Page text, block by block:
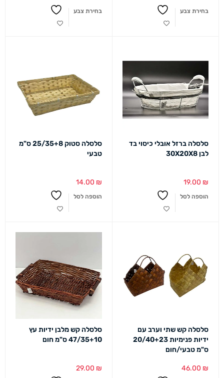
בחירת צבע בחירת צבע
סלסלה ברזל אובלי כיסוי בד
לבן 30X20X8
19.00 ₪
הוספה לסל
סלסלה סטוק 25/35+8 ס"מ
טבעי
14.00 ₪
הוספה לסל
סלסלה קש שתי וערב עם
ידיות פנימיות 20/40+23
ס"מ טבעי/חום
46.00 ₪
סלסלה קש מלבן ידיות עץ
47/35+10 ס"מ חום
29.00 ₪